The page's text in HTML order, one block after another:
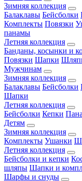
Зимняя коллекция
Балаклавы Бейсболки
Комплекты Повязки
панамы
Летняя коллекция
Банданы, косынки и
Повязки Шапки
Мужчинам
Зимняя коллекция
Балаклавы Бейсболки
Шапки
Летняя коллекция
Бейсболки Кепки
Детям
Зимняя коллекция
Комплекты Ушанки
Летняя коллекция
Бейсболки и кепки
шляпы Шапки и
Шарфы и снуды